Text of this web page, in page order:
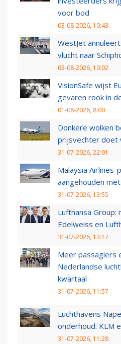
voor bod
03-08-2026, 10:43
WestJet
vlucht naar
03-08-2026, 10:02
VisionSafe wijst
gevaren rook in
01-08-2026, 8:00
Donkere wolken
prijsvechter doet
31-07-2026, 22:01
Malaysia Airlines-
aangehouden
31-07-2026, 13:55
Lufthansa Group:
Edelweiss en
31-07-2026, 13:17
Meer passagiers
Nederlandse
kwartaal
31-07-2026, 11:57
Luchthavens
onderhoud: KLM
31-07-2026, 11:28